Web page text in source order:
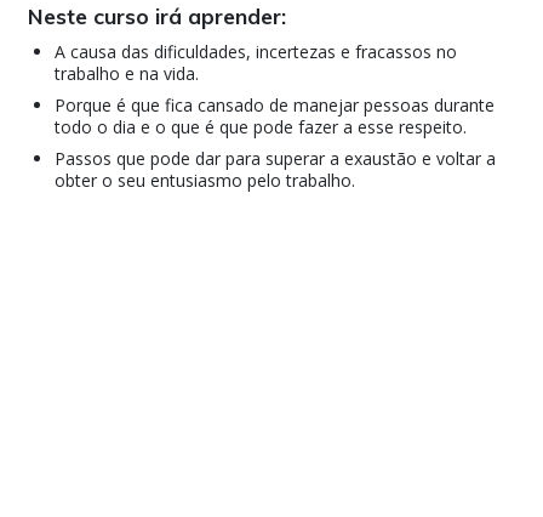
Neste curso irá aprender:
A causa das dificuldades, incertezas e fracassos no
trabalho e na vida.
Porque é que fica cansado de manejar pessoas durante
todo o dia e o que é que pode fazer a esse respeito.
Passos que pode dar para superar a exaustão e voltar a
obter o seu entusiasmo pelo trabalho.